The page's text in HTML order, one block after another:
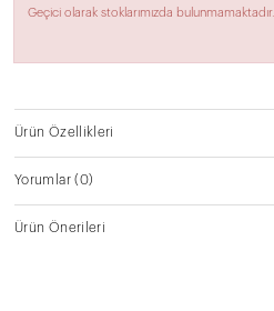
Geçici olarak stoklarımızda bulunmamaktadır.
Ürün Özellikleri
Yorumlar(0)
Ürün Önerileri